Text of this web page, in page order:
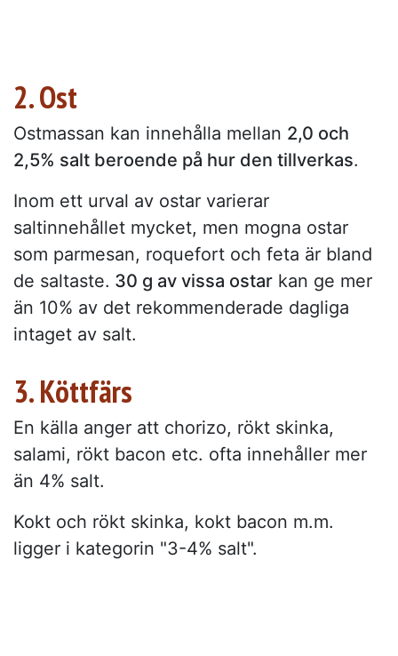
2. Ost
Ostmassan kan innehålla mellan 2,0 och
2,5% salt beroende på hur den tillverkas.
Inom ett urval av ostar varierar
saltinnehållet mycket, men mogna ostar
som parmesan, roquefort och feta är bland
de saltaste. 30 g av vissa ostar kan ge mer
än 10% av det rekommenderade dagliga
intaget av salt.
3. Köttfärs
En källa anger att chorizo, rökt skinka,
salami, rökt bacon etc. ofta innehåller mer
än 4% salt.
Kokt och rökt skinka, kokt bacon m.m.
ligger i kategorin "3-4% salt".